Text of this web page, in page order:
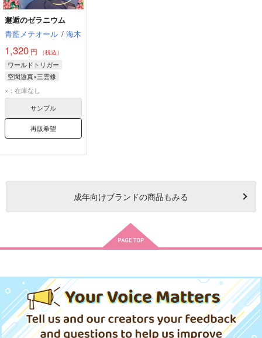
邂逅のゼラニウム
青藍メテオール / 海木
1,320 円 （税込）
ワールドトリガー
空閑遊真×三雲修
空閑遊真
×：在庫なし
サンプル
再販希望
成年向けブランドの商品もみる